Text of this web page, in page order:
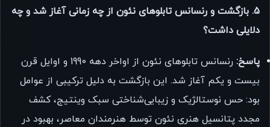
5. بازگشت و رنسانس تابلوهای نئون از چه زمانی آغاز شد و چه
دلایلی داشت؟
پاسخ:
رنسانس تابلوهای نئون از اواخر دهه 1990 و اوایل قرن
بیست و یکم آغاز شد. این بازگشت به دلیل ترکیبی از عوامل
بود: حس نوستالژیک و زیبایی‌شناختی سبک وینتیج، کشف
مجدد پتانسیل هنری نئون توسط هنرمندان معاصر، بهبود در